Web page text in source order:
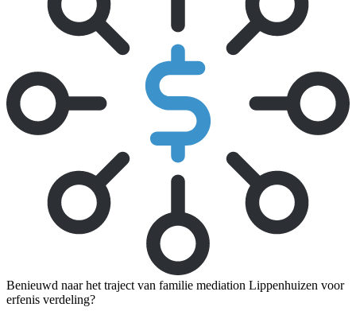
Benieuwd naar het traject van familie mediation Lippenhuizen voor
erfenis verdeling?